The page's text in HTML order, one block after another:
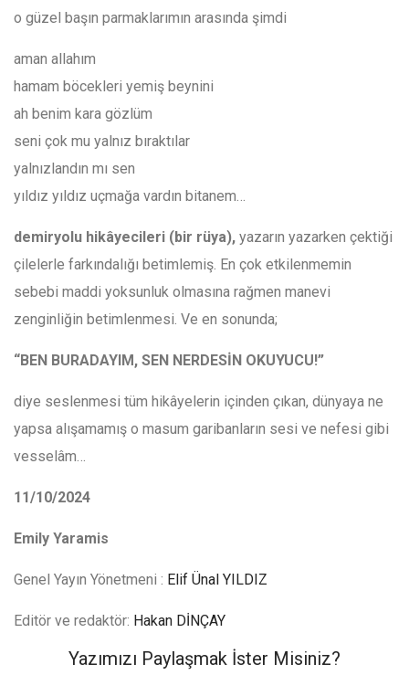
o güzel başın parmaklarımın arasında şimdi
aman allahım
hamam böcekleri yemiş beynini
ah benim kara gözlüm
seni çok mu yalnız bıraktılar
yalnızlandın mı sen
yıldız yıldız uçmağa vardın bitanem…
demiryolu hikâyecileri (bir rüya), yazarın yazarken çektiği
çilelerle farkındalığı betimlemiş. En çok etkilenmemin
sebebi maddi yoksunluk olmasına rağmen manevi
zenginliğin betimlenmesi. Ve en sonunda;
“BEN BURADAYIM, SEN NERDESİN OKUYUCU!”
diye seslenmesi tüm hikâyelerin içinden çıkan, dünyaya ne
yapsa alışamamış o masum garibanların sesi ve nefesi gibi
vesselâm…
11/10/2024
Emily Yaramis
Genel Yayın Yönetmeni : Elif Ünal YILDIZ
Editör ve redaktör: Hakan DİNÇAY
Yazımızı Paylaşmak İster Misiniz?